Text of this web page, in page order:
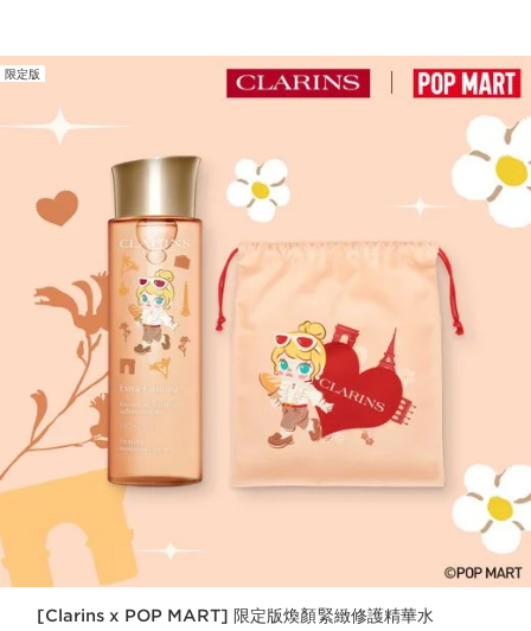
限定版
[Clarins x POP MART] 限定版煥顏緊緻修護精華水